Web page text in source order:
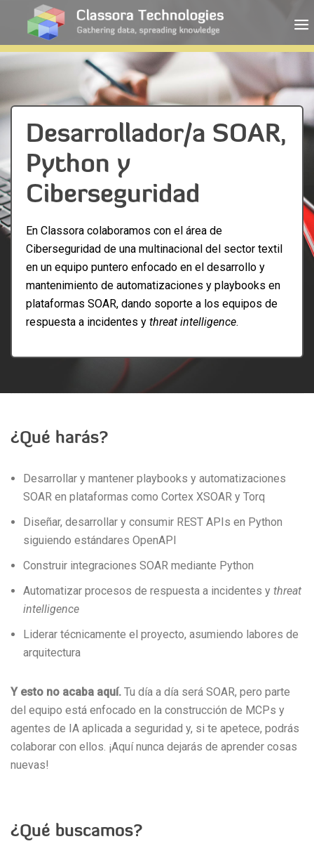
Desarrollador/a SOAR,
Python y
Ciberseguridad
En Classora colaboramos con el área de
Ciberseguridad de una multinacional del sector textil
en un equipo puntero enfocado en el desarrollo y
mantenimiento de automatizaciones y playbooks en
plataformas SOAR, dando soporte a los equipos de
respuesta a incidentes y threat intelligence.
¿Qué harás?
Desarrollar y mantener playbooks y automatizaciones
SOAR en plataformas como Cortex XSOAR y Torq
Diseñar, desarrollar y consumir REST APIs en Python
siguiendo estándares OpenAPI
Construir integraciones SOAR mediante Python
Automatizar procesos de respuesta a incidentes y threat
intelligence
Liderar técnicamente el proyecto, asumiendo labores de
arquitectura
Y esto no acaba aquí. Tu día a día será SOAR, pero parte
del equipo está enfocado en la construcción de MCPs y
agentes de IA aplicada a seguridad y, si te apetece, podrás
colaborar con ellos. ¡Aquí nunca dejarás de aprender cosas
nuevas!
¿Qué buscamos?